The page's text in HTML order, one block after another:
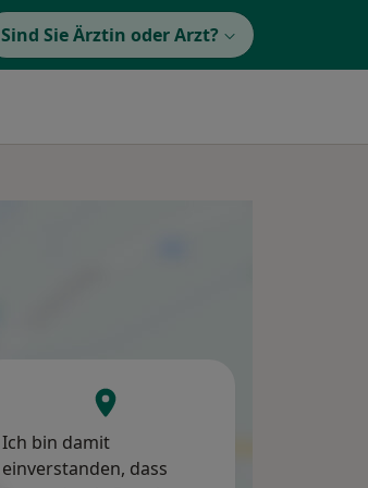
Sind Sie Ärztin oder Arzt?
Ich bin damit
einverstanden, dass